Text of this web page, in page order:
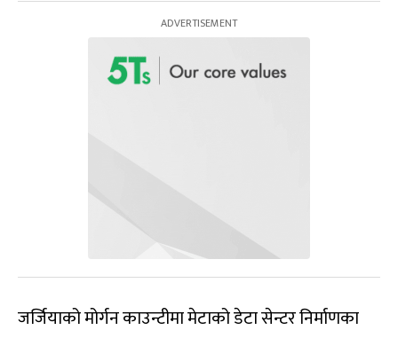
जर्जियाको मोर्गन काउन्टीमा मेटाको डेटा सेन्टर निर्माणका